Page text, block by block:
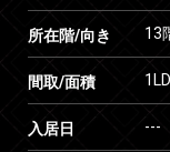
所在階/向き 13
間取/面積
入居日 ---